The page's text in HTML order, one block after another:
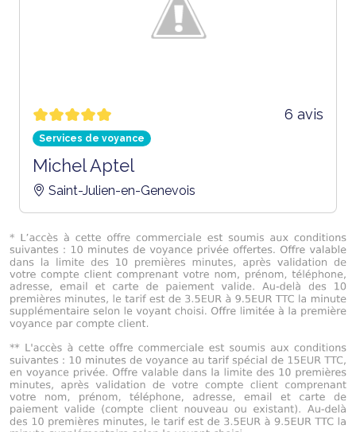
6 avis
Services de voyance
Michel Aptel
Saint-Julien-en-Genevois